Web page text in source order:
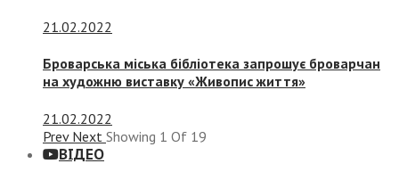
21.02.2022
Броварська міська бібліотека запрошує броварчан
на художню виставку «Живопис життя»
21.02.2022
Prev Next Showing 1 Of 19
ВІДЕО